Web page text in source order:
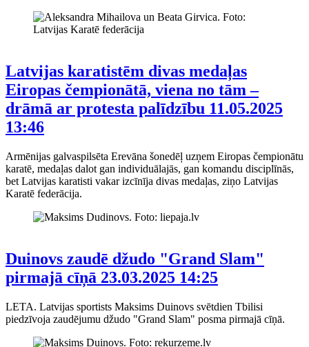
Latvijas karatistēm divas medaļas
Eiropas čempionātā, viena no tām –
drāmā ar protesta palīdzību 11.05.2025
13:46
Armēnijas galvaspilsēta Erevāna šonedēļ uzņem Eiropas čempionātu
karatē, medaļas dalot gan individuālajās, gan komandu disciplīnās,
bet Latvijas karatisti vakar izcīnīja divas medaļas, ziņo Latvijas
Karatē federācija.
Duinovs zaudē džudo "Grand Slam"
pirmajā cīņā 23.03.2025 14:25
LETA. Latvijas sportists Maksims Duinovs svētdien Tbilisi
piedzīvoja zaudējumu džudo "Grand Slam" posma pirmajā cīņā.